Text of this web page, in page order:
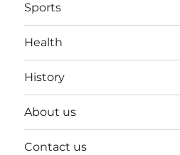
Sports
Health
History
About us
Contact us